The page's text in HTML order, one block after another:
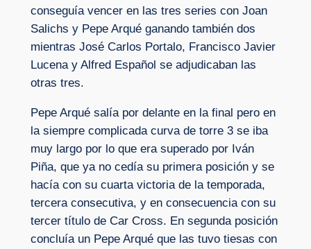
conseguía vencer en las tres series con Joan
Salichs y Pepe Arqué ganando también dos
mientras José Carlos Portalo, Francisco Javier
Lucena y Alfred Español se adjudicaban las
otras tres.
Pepe Arqué salía por delante en la final pero en
la siempre complicada curva de torre 3 se iba
muy largo por lo que era superado por Iván
Piña, que ya no cedía su primera posición y se
hacía con su cuarta victoria de la temporada,
tercera consecutiva, y en consecuencia con su
tercer título de Car Cross. En segunda posición
concluía un Pepe Arqué que las tuvo tiesas con